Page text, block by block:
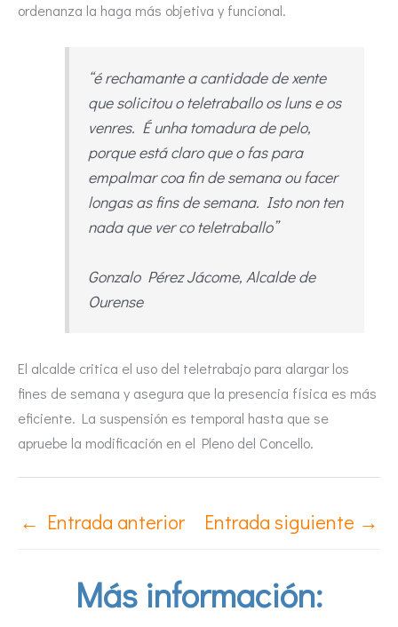
ordenanza la haga más objetiva y funcional.
“é rechamante a cantidade de xente
que solicitou o teletraballo os luns e os
venres. É unha tomadura de pelo,
porque está claro que o fas para
empalmar coa fin de semana ou facer
longas as fins de semana. Isto non ten
nada que ver co teletraballo”
Gonzalo Pérez Jácome, Alcalde de
Ourense
El alcalde critica el uso del teletrabajo para alargar los
fines de semana y asegura que la presencia física es más
eficiente. La suspensión es temporal hasta que se
apruebe la modificación en el Pleno del Concello.
← Entrada anterior Entrada siguiente →
Más información: